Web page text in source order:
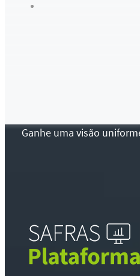
Ganhe uma visão